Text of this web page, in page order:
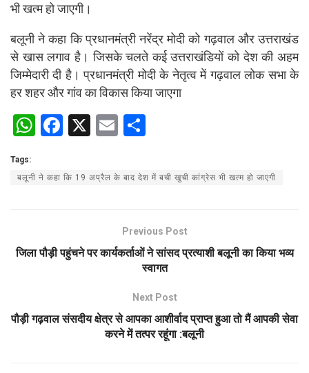
भी खत्म हो जाएगी।
बलूनी ने कहा कि प्रधानमंत्री नरेंद्र मोदी को गढ़वाल और उत्तराखंड
से खास लगाव है। जिसके चलते कई उत्तराखंडियों को देश की अहम
जिम्मेदारी दी है। प्रधानमंत्री मोदी के नेतृत्व में गढ़वाल लोक सभा के
हर शहर और गांव का विकास किया जाएगा
W
at
p
F
ce
k
X
E
ail ar
Tags:
बलूनी ने कहा कि 19 अप्रैल के बाद देश में बची खुची कांग्रेस भी खत्म हो जाएगी
Previous Post
जिला पौड़ी पहुंचने पर कार्यकर्ताओं ने सांसद प्रत्याशी बलूनी का किया भव्य
स्वागत
Next Post
पौड़ी गढ़वाल संसदीय क्षेत्र से आपका आशीर्वाद प्राप्त हुआ तो मैं आपकी सेवा
करने में तत्पर रहूंगा :बलूनी